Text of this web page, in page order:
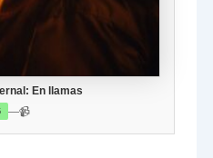
En llamas
—📹